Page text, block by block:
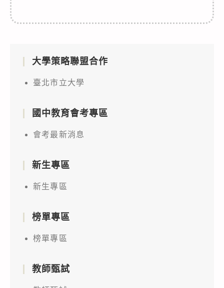
大學策略聯盟合作
臺北市立大學
國中教育會考專區
會考最新消息
新生專區
新生專區
榜單專區
榜單專區
教師甄試